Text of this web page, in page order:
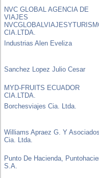
NVC GLOBAL AGENCIA DE
VIAJES
CIA.LTDA.
Industrias Alen Eveliza
Sanchez Lopez Julio Cesar
MYD-FRUITS ECUADOR
CIA.LTDA.
Borchesviajes Cia. Ltda.
Williams Apraez G. Y Asociados
Cia. Ltda.
Punto De Hacienda,
S.A.